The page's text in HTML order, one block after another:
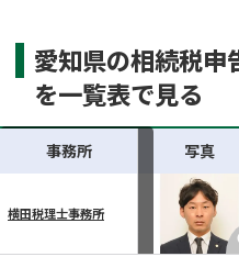
愛知県の相続税申
を一覧表で見る
横スクロール可能
事務所 写真
横田税理士事務所